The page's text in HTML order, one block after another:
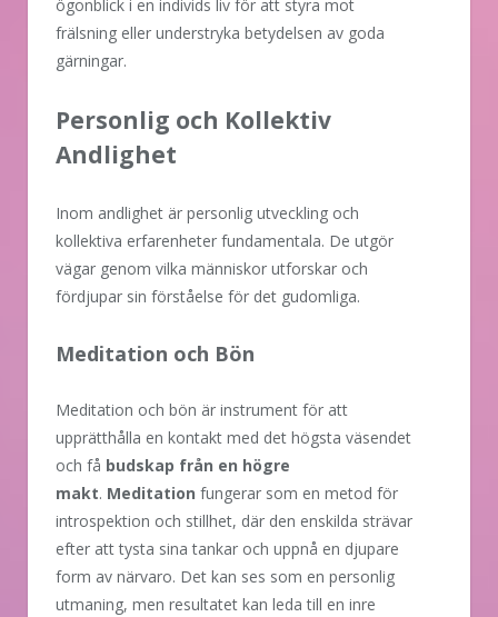
ögonblick i en individs liv för att styra mot
frälsning eller understryka betydelsen av goda
gärningar.
Personlig och Kollektiv
Andlighet
Inom andlighet är personlig utveckling och
kollektiva erfarenheter fundamentala. De utgör
vägar genom vilka människor utforskar och
fördjupar sin förståelse för det gudomliga.
Meditation och Bön
Meditation och bön är instrument för att
upprätthålla en kontakt med det högsta väsendet
och få budskap från en högre
makt. Meditation fungerar som en metod för
introspektion och stillhet, där den enskilda strävar
efter att tysta sina tankar och uppnå en djupare
form av närvaro. Det kan ses som en personlig
utmaning, men resultatet kan leda till en inre